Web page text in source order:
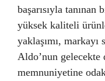
başarısıyla tanınan
yüksek kaliteli
yaklaşımı,
Aldo’nun
memnuniyetine